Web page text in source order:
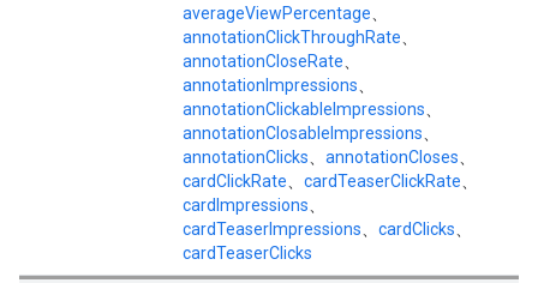
averageViewPercentage
annotationClickThroughRate
annotationCloseRate
annotationImpressions
annotationClickableImpressions
annotationClosableImpressions
annotationClicks
annotationCloses
cardClickRate
cardTeaserClickRate
cardImpressions
cardTeaserImpressions
cardClicks
cardTeaserClicks